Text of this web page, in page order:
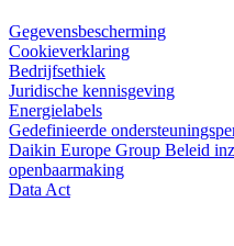
Gegevensbescherming
Cookieverklaring
Bedrijfsethiek
Juridische kennisgeving
Energielabels
Gedefinieerde
Daikin Europe Group Beleid
openbaarmaking
Data Act